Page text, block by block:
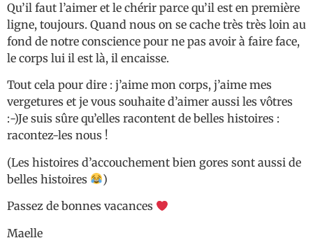
Qu’il faut l’aimer et le chérir parce qu’il est en première
ligne, toujours. Quand nous on se cache très très loin au
fond de notre conscience pour ne pas avoir à faire face,
le corps lui il est là, il encaisse.
Tout cela pour dire : j’aime mon corps, j’aime mes
vergetures et je vous souhaite d’aimer aussi les vôtres
:-)Je suis sûre qu’elles racontent de belles histoires :
racontez-les nous !
(Les histoires d’accouchement bien gores sont aussi de
belles histoires
)
Passez de bonnes vacances
Maelle